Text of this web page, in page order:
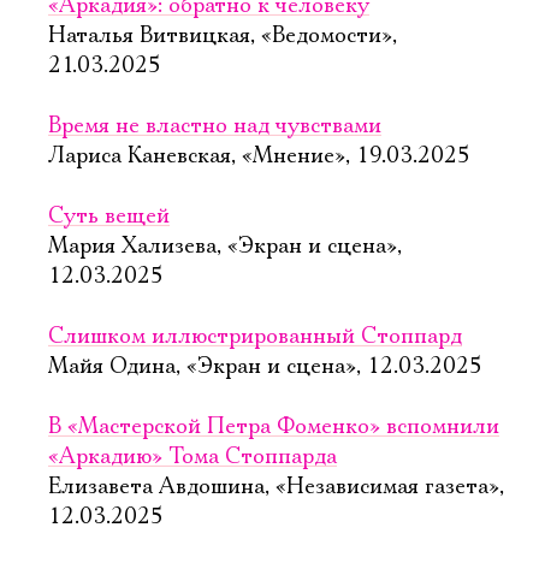
«Аркадия»: обратно к человеку
Наталья Витвицкая, «Ведомости»,
21.03.2025
Время не властно над чувствами
Лариса Каневская, «Мнение», 19.03.2025
Суть вещей
Мария Хализева, «Экран и сцена»,
12.03.2025
Слишком иллюстрированный Стоппард
Майя Одина, «Экран и сцена», 12.03.2025
В «Мастерской Петра Фоменко» вспомнили
«Аркадию» Тома Стоппарда
Елизавета Авдошина, «Независимая газета»,
12.03.2025